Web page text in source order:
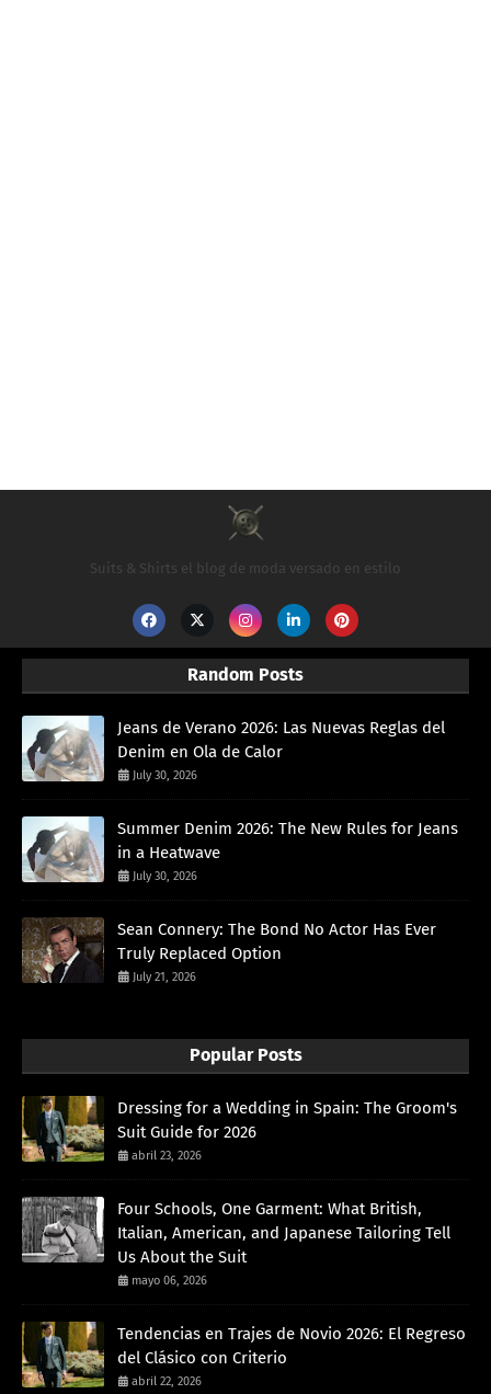
Suits & Shirts el blog de moda versado en estilo
Random Posts
Jeans de Verano 2026: Las Nuevas Reglas del
Denim en Ola de Calor
July 30, 2026
Summer Denim 2026: The New Rules for Jeans
in a Heatwave
July 30, 2026
Sean Connery: The Bond No Actor Has Ever
Truly Replaced Option
July 21, 2026
Popular Posts
Dressing for a Wedding in Spain: The Groom's
Suit Guide for 2026
abril 23, 2026
Four Schools, One Garment: What British,
Italian, American, and Japanese Tailoring Tell
Us About the Suit
mayo 06, 2026
Tendencias en Trajes de Novio 2026: El Regreso
del Clásico con Criterio
abril 22, 2026